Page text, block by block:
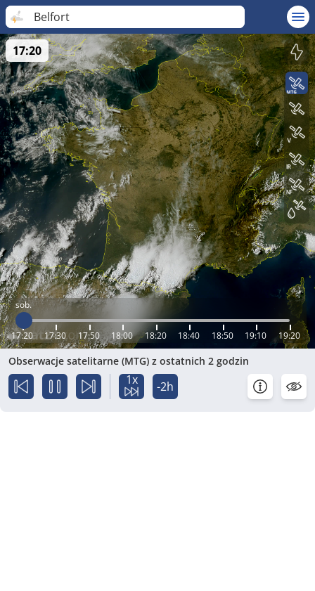
Belfort
sob.
17:20 17:30 17:50 18:00 18:20 18:40 18:50 19:10 19:20
17:20
Obserwacje satelitarne (MTG) z ostatnich 2 godzin
1x -2h